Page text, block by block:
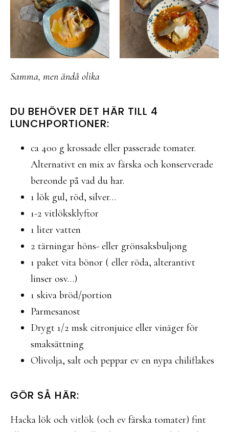
Samma, men ändå olika
DU BEHÖVER DET HÄR TILL 4
LUNCHPORTIONER:
ca 400 g krossade eller passerade tomater.
Alternativt en mix av färska och konserverade
bereonde på vad du har.
1 lök gul, röd, silver…
1-2 vitlöksklyftor
1 liter vatten
2 tärningar höns- eller grönsaksbuljong
1 paket vita bönor ( eller röda, alterantivt
linser osv…)
1 skiva bröd/portion
Parmesanost
Drygt 1/2 msk citronjuice eller vinäger för
smaksättning
Olivolja, salt och peppar ev en nypa chiliflakes
GÖR SÅ HÄR:
Hacka lök och vitlök (och ev färska tomater) fint